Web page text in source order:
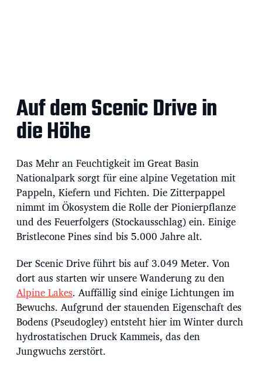
Auf dem Scenic Drive in
die Höhe
Das Mehr an Feuchtigkeit im Great Basin
Nationalpark sorgt für eine alpine Vegetation mit
Pappeln, Kiefern und Fichten. Die Zitterpappel
nimmt im Ökosystem die Rolle der Pionierpflanze
und des Feuerfolgers (Stockausschlag) ein. Einige
Bristlecone Pines sind bis 5.000 Jahre alt.
Der Scenic Drive führt bis auf 3.049 Meter. Von
dort aus starten wir unsere Wanderung zu den
Alpine Lakes. Auffällig sind einige Lichtungen im
Bewuchs. Aufgrund der stauenden Eigenschaft des
Bodens (Pseudogley) entsteht hier im Winter durch
hydrostatischen Druck Kammeis, das den
Jungwuchs zerstört.